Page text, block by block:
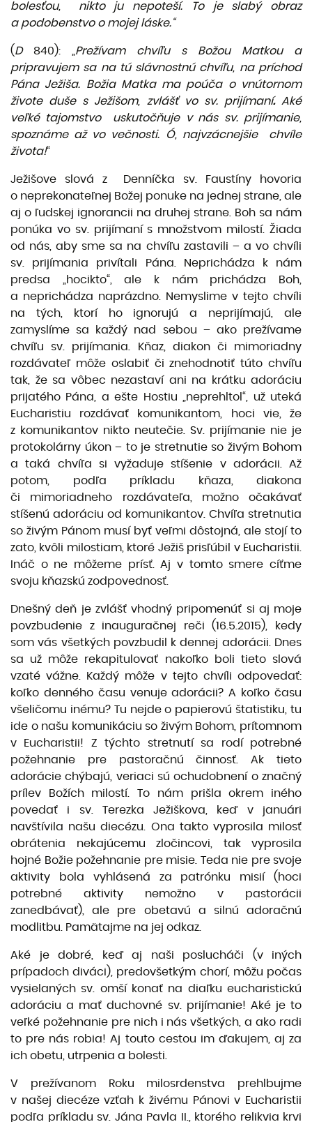
bolesťou, nikto ju nepoteší. To je slabý obraz
a podobenstvo o mojej láske.“
( D 840): „ Prežívam chvíľu s Božou Matkou a
pripravujem sa na tú slávnostnú chvíľu, na príchod
Pána Ježiša. Božia Matka ma poúča o vnútornom
živote duše s Ježišom, zvlášť vo sv. prijímaní. Aké
veľké tajomstvo uskutočňuje v nás sv. prijímanie,
spoznáme až vo večnosti. Ó, najvzácnejšie chvíle
života!“
Ježišove slová z Denníčka sv. Faustíny hovoria
o neprekonateľnej Božej ponuke na jednej strane, ale
aj o ľudskej ignorancii na druhej strane. Boh sa nám
ponúka vo sv. prijímaní s množstvom milostí. Žiada
od nás, aby sme sa na chvíľu zastavili – a vo chvíli
sv. prijímania privítali Pána. Neprichádza k nám
predsa „hocikto“, ale k nám prichádza Boh,
a neprichádza naprázdno. Nemyslime v tejto chvíli
na tých, ktorí ho ignorujú a neprijímajú, ale
zamyslíme sa každý nad sebou – ako prežívame
chvíľu sv. prijímania. Kňaz, diakon či mimoriadny
rozdávateľ môže oslabiť či znehodnotiť túto chvíľu
tak, že sa vôbec nezastaví ani na krátku adoráciu
prijatého Pána, a ešte Hostiu „neprehltol“, už uteká
Eucharistiu rozdávať komunikantom, hoci vie, že
z komunikantov nikto neutečie. Sv. prijímanie nie je
protokolárny úkon – to je stretnutie so živým Bohom
a taká chvíľa si vyžaduje stíšenie v adorácii. Až
potom, podľa príkladu kňaza, diakona
či mimoriadneho rozdávateľa, možno očakávať
stíšenú adoráciu od komunikantov. Chvíľa stretnutia
so živým Pánom musí byť veľmi dôstojná, ale stojí to
zato, kvôli milostiam, ktoré Ježiš prisľúbil v Eucharistii.
Ináč o ne môžeme prísť. Aj v tomto smere cíťme
svoju kňazskú zodpovednosť.
Dnešný deň je zvlášť vhodný pripomenúť si aj moje
povzbudenie z inauguračnej reči (16.5.2015), kedy
som vás všetkých povzbudil k dennej adorácii. Dnes
sa už môže rekapitulovať nakoľko boli tieto slová
vzaté vážne. Každý môže v tejto chvíli odpovedať:
koľko denného času venuje adorácii? A koľko času
všeličomu inému? Tu nejde o papierovú štatistiku, tu
ide o našu komunikáciu so živým Bohom, prítomnom
v Eucharistii! Z týchto stretnutí sa rodí potrebné
požehnanie pre pastoračnú činnosť. Ak tieto
adorácie chýbajú, veriaci sú ochudobnení o značný
prílev Božích milostí. To nám prišla okrem iného
povedať i sv. Terezka Ježiškova, keď v januári
navštívila našu diecézu. Ona takto vyprosila milosť
obrátenia nekajúcemu zločincovi, tak vyprosila
hojné Božie požehnanie pre misie. Teda nie pre svoje
aktivity bola vyhlásená za patrónku misií (hoci
potrebné aktivity nemožno v pastorácii
zanedbávať), ale pre obetavú a silnú adoračnú
modlitbu. Pamätajme na jej odkaz.
Aké je dobré, keď aj naši poslucháči (v iných
prípadoch diváci), predovšetkým chorí, môžu počas
vysielaných sv. omší konať na diaľku eucharistickú
adoráciu a mať duchovné sv. prijímanie! Aké je to
veľké požehnanie pre nich i nás všetkých, a ako radi
to pre nás robia! Aj touto cestou im ďakujem, aj za
ich obetu, utrpenia a bolesti.
V prežívanom Roku milosrdenstva prehlbujme
v našej diecéze vzťah k živému Pánovi v Eucharistii
podľa príkladu sv. Jána Pavla II., ktorého relikvia krvi